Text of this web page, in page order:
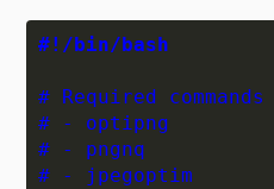
#!/bin/bash
# Required
# - optipng
# - pngnq
# - jpegoptim